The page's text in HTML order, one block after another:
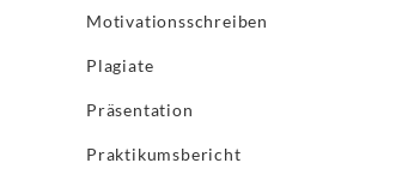
Motivationsschreiben
Plagiate
Präsentation
Praktikumsbericht